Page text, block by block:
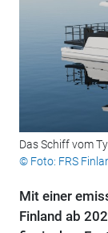
Das Schiff vom
© Foto: FRS
Mit einer
Finland ab